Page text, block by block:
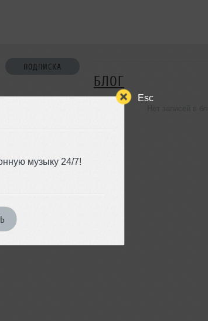
Esc
музыку 24/7!
ПОДПИСКА
БЛОГ